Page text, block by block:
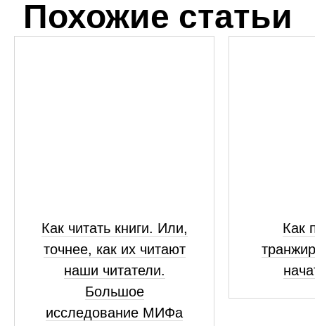
Похожие статьи
Как читать книги. Или,
точнее, как их читают
наши читатели.
Большое
исследование МИФа
Как